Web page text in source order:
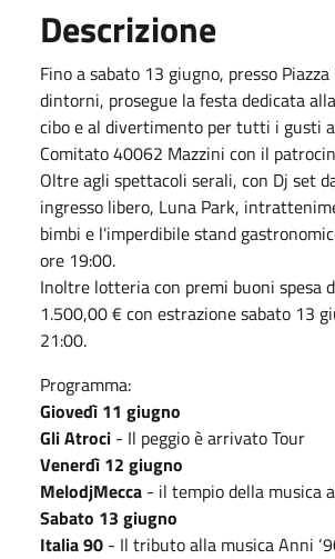
Descrizione
Fino a sabato 13 giugno, presso
dintorni, prosegue la festa dedicata
cibo e al divertimento per tutti i gusti
Comitato 40062 Mazzini con il
Oltre agli spettacoli serali, con Dj set
ingresso libero, Luna Park,
bimbi e l'imperdibile stand
ore 19:00.
Inoltre lotteria con premi buoni spesa
1.500,00 € con estrazione sabato 13
21:00.
Programma:
Giovedì 11 giugno
Gli Atroci - Il peggio è arrivato Tour
Venerdì 12 giugno
MelodjMecca - il tempio della musica
Sabato 13 giugno
Italia 90 - Il tributo alla musica Anni